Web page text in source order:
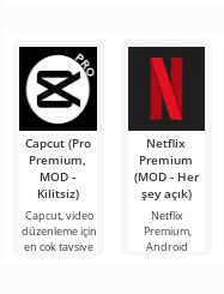
proje, sınırsız
olanaklarıyla
Capcut (Pro
Premium,
MOD -
Kilitsiz)
Capcut, video
düzenleme için
en çok tavsiye
Netflix
Premium
(MOD - Her
şey açık)
Netflix
Premium,
Android